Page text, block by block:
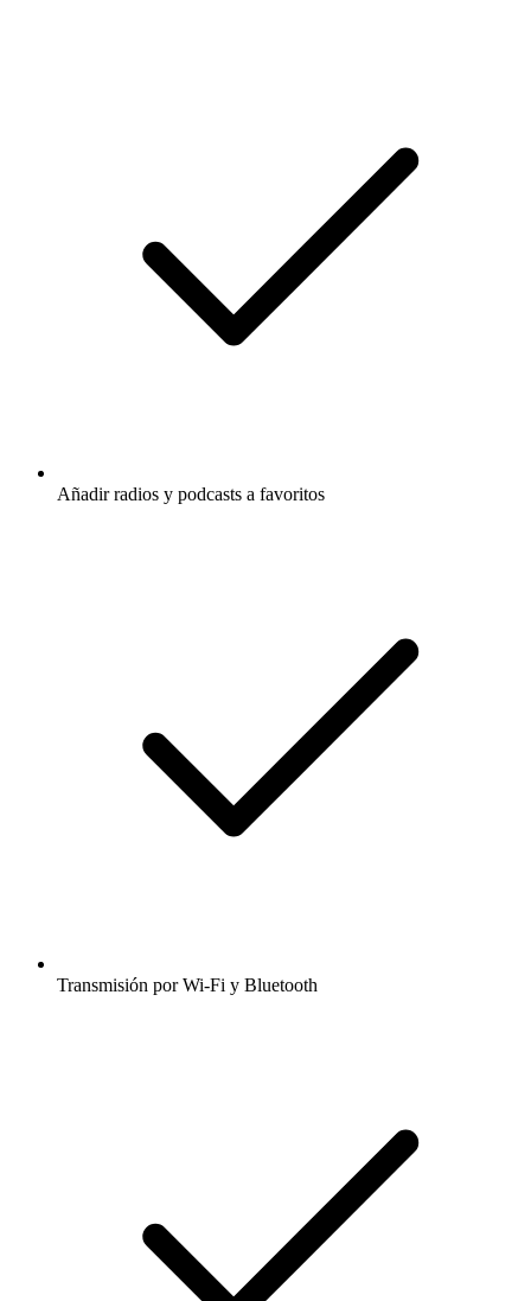
Añadir radios y podcasts a favoritos
Transmisión por Wi-Fi y Bluetooth